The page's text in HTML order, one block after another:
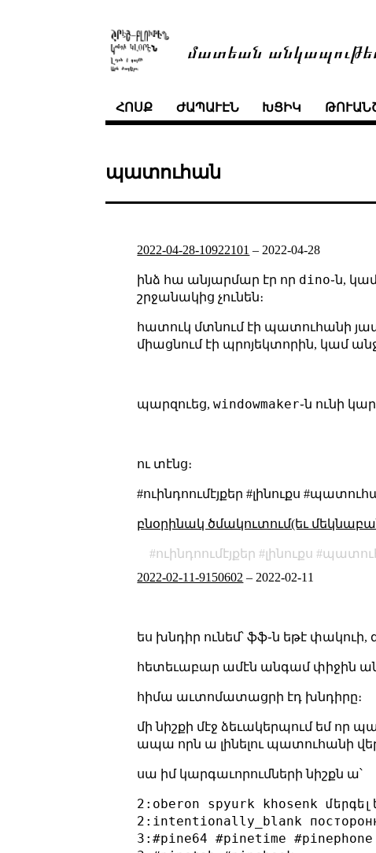
մատեան
ՀՈՍՔ ԺԱՊԱՒԷՆ ԽՑԻԿ
պատուհան
2022-04-28-10922101 – 2022-04-28
ինձ հա անյարմար էր որ dino֊ն,
շրջանակից չունեն։
հատուկ մտնում էի պատուհանի
միացնում էի պրոյեկտորին, կամ
պարզուեց,windowmaker֊ն ունի
ու տէնց։
#ուինդոումէյքեր #լինուքս
բնօրինակ ծմակուտում(եւ
ուինդոումէյքեր լինուքս
2022-02-11-9150602 – 2022-02-11
ես խնդիր ունեմ՝ ֆֆ֊ն եթէ
հետեւաբար ամէն անգամ փիջին
հիմա աւտոմատացրի էդ խնդիրը։
մի նիշքի մէջ ձեւակերպում եմ որ
ապա որն ա լինելու պատուհանի
սա իմ կարգաւորումների նիշքն ա՝
2:oberon spyurk khosenk
2:intentionally_blank
3:#pine64 #pinetime #pinephone